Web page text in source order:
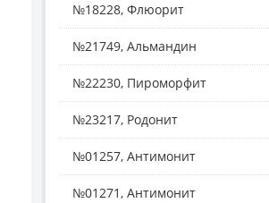
№18228, Флюорит
№21749, Альмандин
№22230, Пироморфит
№23217, Родонит
№01257, Антимонит
№01271, Антимонит